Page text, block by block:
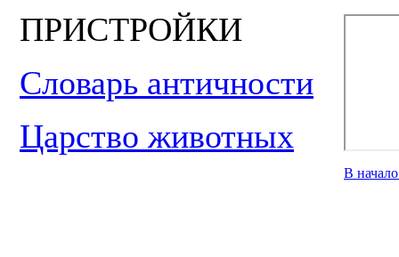
ПРИСТРОЙКИ
Словарь античности
Царство животных
В